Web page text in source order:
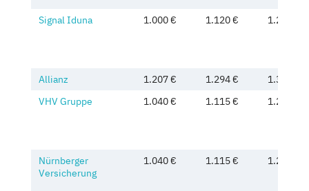
Signal Iduna 1.000 € 1.120 € 1.240 €
Allianz 1.207 € 1.294 €
1.392
VHV Gruppe
1.040 € 1.115 € 1.230 €
Nürnberger
Versicherung
1.040 € 1.115 € 1.200 €